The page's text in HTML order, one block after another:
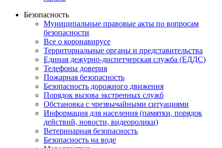
Безопасность
Муниципальные правовые акты по вопросам
безопасности
Все о коронавирусе
Территориальные органы и представительства
Единая дежурно-диспетчерская служба (ЕДДС)
Телефоны доверия
Пожарная безопасность
Безопасность дорожного движения
Порядок вызова экстренных служб
Обстановка с чрезвычайными ситуациями
Информация для населения (памятки, порядок
действий, новости, видеоролики)
Ветеринарная безопасность
Безопасность на воде